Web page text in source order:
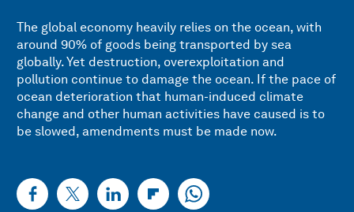
The global economy heavily relies on the ocean, with
around 90% of goods being transported by sea
globally. Yet destruction, overexploitation and
pollution continue to damage the ocean. If the pace of
ocean deterioration that human-induced climate
change and other human activities have caused is to
be slowed, amendments must be made now.